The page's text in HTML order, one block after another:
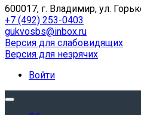
600017, г. Владимир, ул.
+7 (492) 253-0403
gukvosbs@inbox.ru
Версия для слабовидящих
Версия для незрячих
Войти